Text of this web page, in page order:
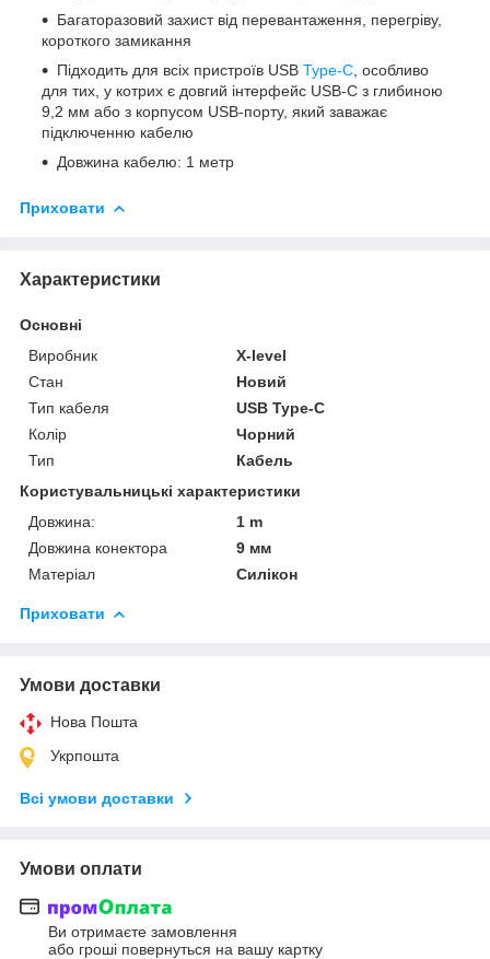
Багаторазовий захист від перевантаження, перегріву,
короткого замикання
Підходить для всіх пристроїв USB Type-C , особливо
для тих, у котрих є довгий інтерфейс USB-C з глибиною
9,2 мм або з корпусом USB-порту, який заважає
підключенню кабелю
Довжина кабелю: 1 метр
Приховати
Характеристики
Основні
Виробник
X-level
Стан
Новий
Тип кабеля
USB Type-C
Колір
Чорний
Тип
Кабель
Користувальницькі характеристики
Довжина:
1 m
Довжина конектора
9 мм
Матеріал
Силікон
Приховати
Умови доставки
Нова Пошта
Укрпошта
Всі умови доставки
Умови оплати
Ви отримаєте замовлення
або гроші повернуться на вашу картку